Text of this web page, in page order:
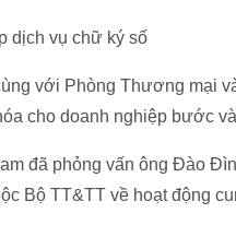
dịch vụ chữ ký số
với Phòng Thương mại
cho doanh nghiệp bước
đã phỏng vấn ông Đào
Bộ TT&TT về hoạt động